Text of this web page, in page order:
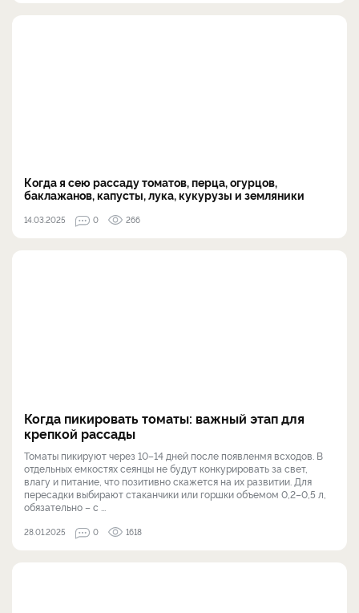
Когда я сею рассаду томатов, перца, огурцов,
баклажанов, капусты, лука, кукурузы и земляники
14.03.2025 0 266
Когда пикировать томаты: важный этап для
крепкой рассады
Томаты пикируют через 10–14 дней после появленмя всходов. В
отдельных емкостях сеянцы не будут конкурировать за свет,
влагу и питание, что позитивно скажется на их развитии. Для
пересадки выбирают стаканчики или горшки объемом 0,2–0,5 л,
обязательно – с ...
28.01.2025 0 1618